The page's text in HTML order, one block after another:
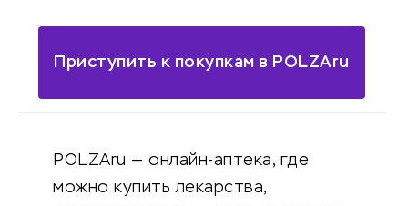
Приступить к покупкам в POLZAru
POLZAru — онлайн-аптека, где
можно купить лекарства,